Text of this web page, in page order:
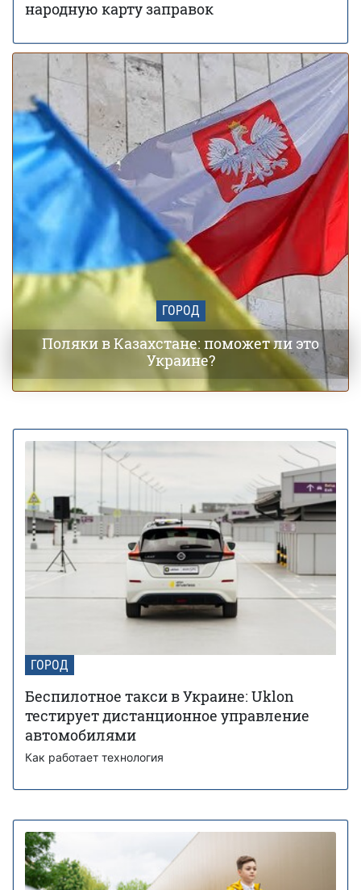
стоимость аренды жилья – исследование
01 мая 18:24
Заморозки до -5 накроют Украину в мае:
области и даты похолодания
народную карту заправок
ГОРОД
Поляки в Казахстане: поможет ли это
Украине?
ГОРОД
Беспилотное такси в Украине: Uklon
тестирует дистанционное управление
автомобилями
Как работает технология